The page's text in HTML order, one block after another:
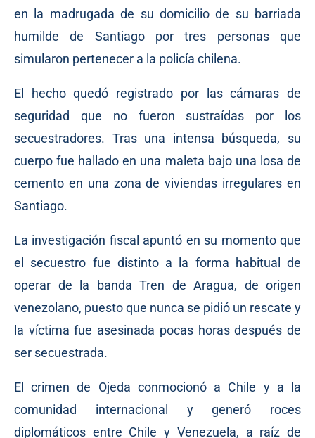
en la madrugada de su domicilio de su barriada
humilde de Santiago por tres personas que
simularon pertenecer a la policía chilena.
El hecho quedó registrado por las cámaras de
seguridad que no fueron sustraídas por los
secuestradores. Tras una intensa búsqueda, su
cuerpo fue hallado en una maleta bajo una losa de
cemento en una zona de viviendas irregulares en
Santiago.
La investigación fiscal apuntó en su momento que
el secuestro fue distinto a la forma habitual de
operar de la banda Tren de Aragua, de origen
venezolano, puesto que nunca se pidió un rescate y
la víctima fue asesinada pocas horas después de
ser secuestrada.
El crimen de Ojeda conmocionó a Chile y a la
comunidad internacional y generó roces
diplomáticos entre Chile y Venezuela, a raíz de